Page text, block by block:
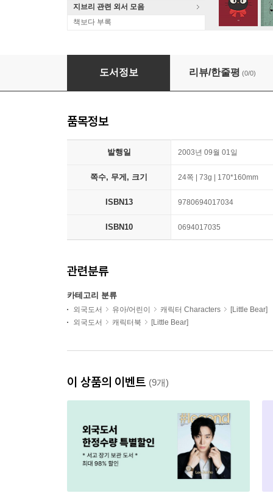
지브리 관련 외서 모음
책보다 부록
Maurice Sendak's Little Bear: The Cricket
도서정보 리뷰/한줄평 (0/0)
품목정보
발행일 2003년 09월 01일
쪽수, 무게, 크기 24쪽 | 73g | 170*160mm
ISBN13 9780694017034
ISBN10 0694017035
관련분류
카테고리 분류
외국도서 유아/어린이 캐릭터 Characters
[Little Bear]
외국도서
캐릭터북 [Little Bear]
이 상품의 이벤트 (9개)